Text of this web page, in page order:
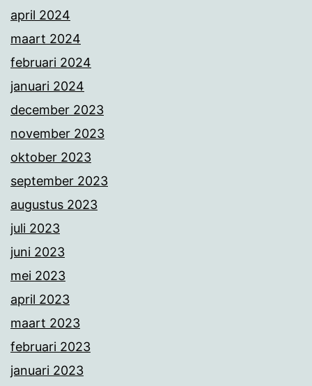
april 2024
maart 2024
februari 2024
januari 2024
december 2023
november 2023
oktober 2023
september 2023
augustus 2023
juli 2023
juni 2023
mei 2023
april 2023
maart 2023
februari 2023
januari 2023